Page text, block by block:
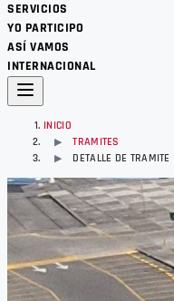
SERVICIOS
YO PARTICIPO
ASÍ VAMOS
INTERNACIONAL
INICIO
▶ TRAMITES
▶ DETALLE DE TRAMITE